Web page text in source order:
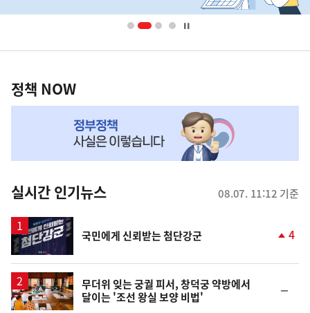
영
책
NOW,
뉴
스
정책 NOW
실시간 인기뉴스 08.07. 11:12 기준
국민에게 신뢰받는 첨단강군
상
4
무더위 잊는 궁궐 피서, 창덕궁 약방에서
달이는 '조선 왕실 보양 비법'